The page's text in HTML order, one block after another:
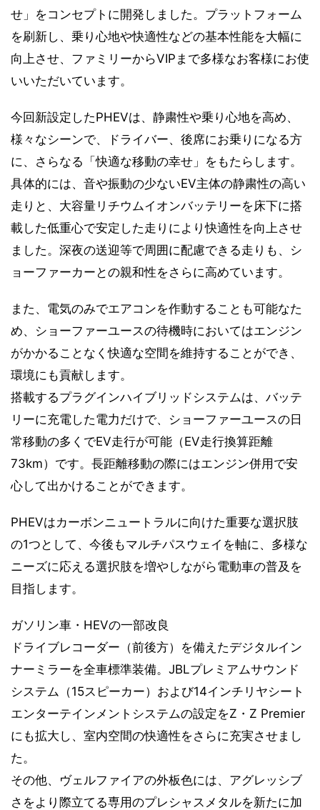
せ」をコンセプトに開発しました。プラットフォーム
を刷新し、乗り心地や快適性などの基本性能を大幅に
向上させ、ファミリーからVIPまで多様なお客様にお使
いいただいています。
今回新設定したPHEVは、静粛性や乗り心地を高め、
様々なシーンで、ドライバー、後席にお乗りになる方
に、さらなる「快適な移動の幸せ」をもたらします。
具体的には、音や振動の少ないEV主体の静粛性の高い
走りと、大容量リチウムイオンバッテリーを床下に搭
載した低重心で安定した走りにより快適性を向上させ
ました。深夜の送迎等で周囲に配慮できる走りも、シ
ョーファーカーとの親和性をさらに高めています。
また、電気のみでエアコンを作動することも可能なた
め、ショーファーユースの待機時においてはエンジン
がかかることなく快適な空間を維持することができ、
環境にも貢献します。
搭載するプラグインハイブリッドシステムは、バッテ
リーに充電した電力だけで、ショーファーユースの日
常移動の多くでEV走行が可能（EV走行換算距離
73km）です。長距離移動の際にはエンジン併用で安
心して出かけることができます。
PHEVはカーボンニュートラルに向けた重要な選択肢
の1つとして、今後もマルチパスウェイを軸に、多様な
ニーズに応える選択肢を増やしながら電動車の普及を
目指します。
ガソリン車・HEVの一部改良
ドライブレコーダー（前後方）を備えたデジタルイン
ナーミラーを全車標準装備。JBLプレミアムサウンド
システム（15スピーカー）および14インチリヤシート
エンターテインメントシステムの設定をZ・Z Premier
にも拡大し、室内空間の快適性をさらに充実させまし
た。
その他、ヴェルファイアの外板色には、アグレッシブ
さをより際立てる専用のプレシャスメタルを新たに加